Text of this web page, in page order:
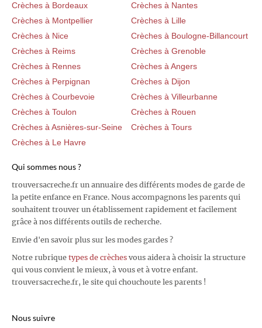
Crèches à Bordeaux
Crèches à Nantes
Crèches à Montpellier
Crèches à Lille
Crèches à Nice
Crèches à Boulogne-Billancourt
Crèches à Reims
Crèches à Grenoble
Crèches à Rennes
Crèches à Angers
Crèches à Perpignan
Crèches à Dijon
Crèches à Courbevoie
Crèches à Villeurbanne
Crèches à Toulon
Crèches à Rouen
Crèches à Asnières-sur-Seine
Crèches à Tours
Crèches à Le Havre
Qui sommes nous ?
trouversacreche.fr un annuaire des différents modes de garde de
la petite enfance en France. Nous accompagnons les parents qui
souhaitent trouver un établissement rapidement et facilement
grâce à nos différents outils de recherche.
Envie d'en savoir plus sur les modes gardes ?
Notre rubrique types de crèches vous aidera à choisir la structure
qui vous convient le mieux, à vous et à votre enfant.
trouversacreche.fr, le site qui chouchoute les parents !
Nous suivre